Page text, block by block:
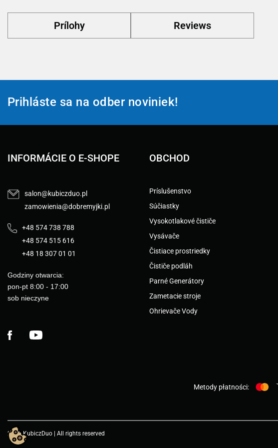
Prílohy Reviews
Prihláste sa na odber noviniek!
INFORMÁCIE O E-SHOPE
salon@kubiczduo.pl
zamowienia@dobremyjki.pl
+48 574 738 788
+48 574 515 616
+48 18 307 01 01
Godziny otwarcia:
pon-pt 8:00 - 17:00
sob nieczyne
OBCHOD
Príslušenstvo
Súčiastky
Vysokotlakové čističe
Vysávače
Čistiace prostriedky
Čističe podláh
Parné Generátory
Zametacie stroje
Ohrievače Vody
Facebook
Metody płatności:
2026 KubiczDuo | All rights reserved